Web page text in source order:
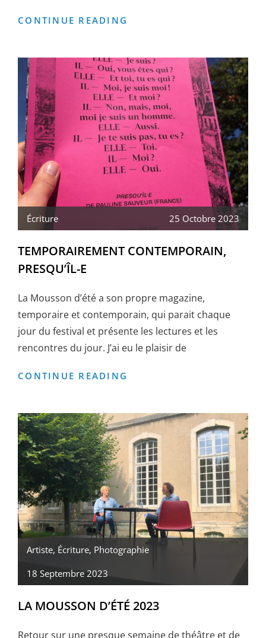
CONTINUE READING
LE
CASQUE
Écriture 25 Octobre 2023
TEMPORAIREMENT CONTEMPORAIN,
PRESQU’ÎL-E
La Mousson d’été a son propre magazine,
temporaire et contemporain, qui parait chaque
jour du festival et présente les lectures et les
rencontres du jour. J’ai eu le plaisir de
CONTINUE READING
E
Artiste, Écriture, Photographie
18 Septembre 2023
LA MOUSSON D’ÉTÉ 2023
Retour sur une presque semaine de théâtre et de